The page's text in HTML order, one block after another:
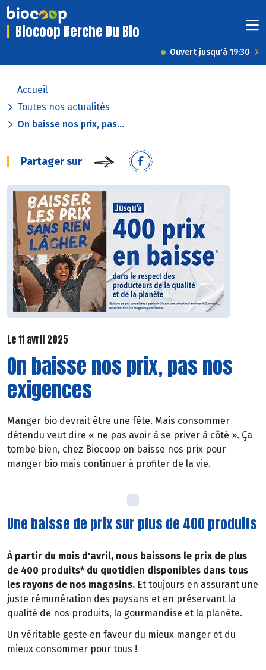
Biocoop Berche Du Bio
Ouvert jusqu'à 19:30
Accueil
Toutes nos actualités
On baisse nos prix, pas...
Partager sur
Le 11 avril 2025
On baisse nos prix, pas nos
exigences
Manger bio devrait être une fête. Mais consommer
détendu veut dire « ne pas avoir à se priver à côté ». Ça
tombe bien, chez Biocoop on baisse nos prix pour
manger bio mais continuer à profiter de la vie.
Une baisse de prix sur plus de 400 produits
À partir du mois d'avril, nous baissons le prix de plus
de 400 produits* du quotidien disponibles dans tous
les rayons de nos magasins. Et toujours en assurant une
juste rémunération des paysans et en préservant la
qualité de nos produits, la gourmandise et la planète.
Un véritable geste en faveur du mieux manger et du
mieux consommer pour tous !